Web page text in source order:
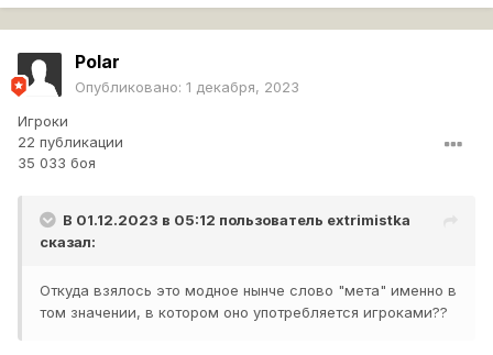
Madskillz
причем еще на окне подбора состава команды. И
желательно с расходниками. Думаю всем понятно и так,
По поводу меты, пока что есть только забугорный
там реалии уже давно другие.
Polar
Опубликовано: 1 декабря, 2023
Игроки
22 публикации
35 033 боя
В 01.12.2023 в 05:12 пользователь extrimistka
сказал:
Откуда взялось это модное нынче слово "мета" именно в
том значении, в котором оно употребляется игроками??